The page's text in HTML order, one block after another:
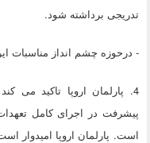
تدریجی برداشته شود.
- درحوزه چشم انداز مناسبات
4. پارلمان اروپا تاکید می
پیشرفت در اجرای کامل
است. پارلمان اروپا امیدوار